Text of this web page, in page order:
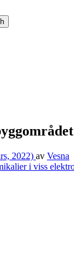
2022) av Vesna
i viss